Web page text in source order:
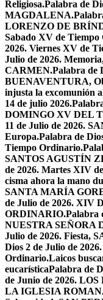
Religiosa.Palabra de
MAGDALENA.
LORENZO DE
Sabado XV de Tiempo
2026. Viernes XV de
Julio de 2026.
CARMEN.Palabra de
BUENAVENTURA,
injusta la excomunión
14 de julio 2026.
DOMINGO XV DEL
11 de Julio de 2026.
Europa.Palabra de
Tiempo Ordinario.
SANTOS AGUSTÍN
de 2026. Martes XIV
cisma ahora la mano
SANTA MARÍA
de Julio de 2026. XIV
ORDINARIO.Palabra
NUESTRA SEÑORA
Julio de 2026. Fiesta,
Dios 2 de Julio de
Ordinario.Laicos
eucarísticaPalabra de
de Junio de 2026.
LA IGLESIA